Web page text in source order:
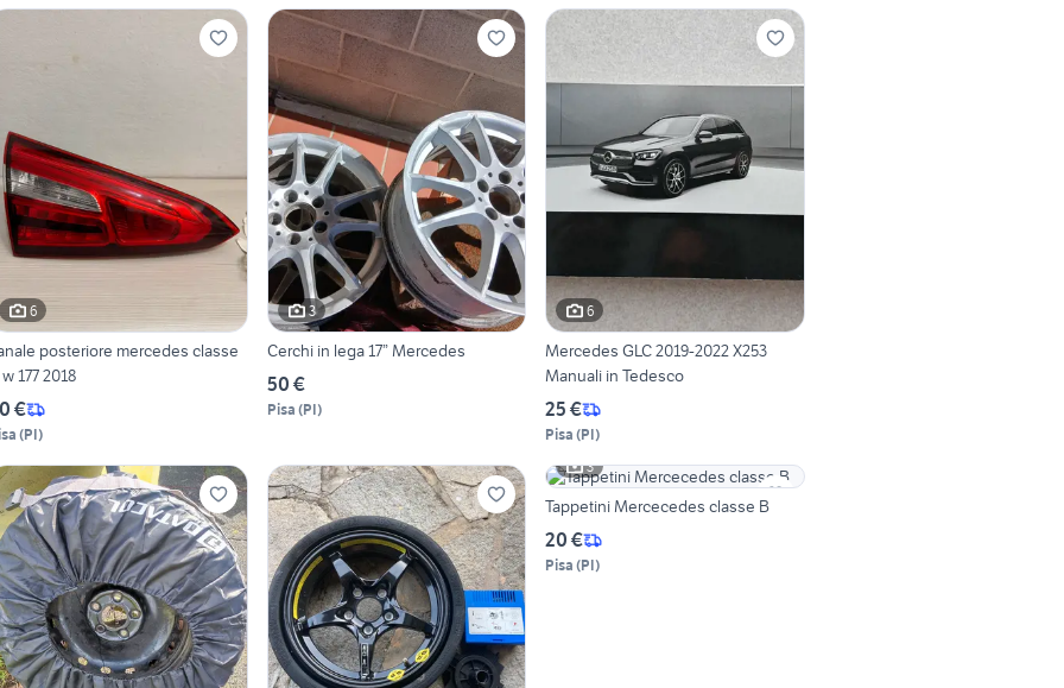
6
posteriore mercedes classe
177 2018
€
(PI)
3
Cerchi in lega 17” Mercedes
50 €
Pisa (PI)
6
Mercedes GLC 2019-2022 X253
Manuali in Tedesco
25 €
Pisa (PI)
3
Tappetini Mercecedes classe B
20 €
Pisa (PI)